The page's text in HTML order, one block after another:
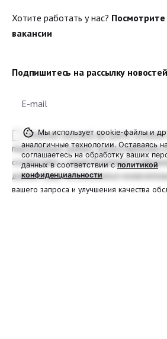
Хотите работать у нас?
вакансии
Подпишитесь на рассылку новостей
Отмечая галочкой, вы даете
персональных данных, предоставленных
соответствии с нашей Политикой
данные будут использоваться
вашего запроса и улучшения качества
Мы использует cookie-файлы и
аналогичные технологии. Оставаясь
соглашаетесь на обработку ваших
данных в соответствии сполитикой
конфиденциальности